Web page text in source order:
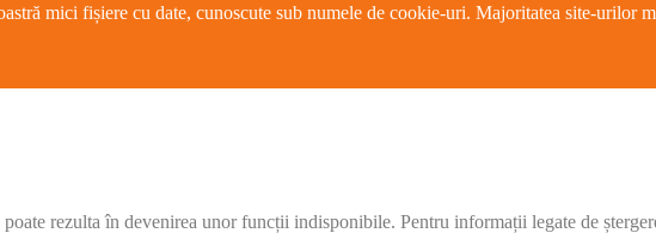
mici fișiere cu date, cunoscute sub numele de cookie-uri. Majoritatea site-urilor
rezulta în devenirea unor funcții indisponibile. Pentru informații legate de